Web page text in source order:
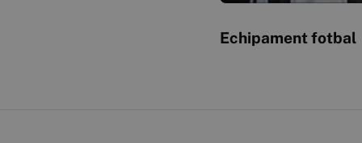
Echipament fotbal